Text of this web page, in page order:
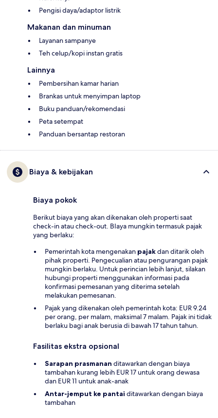
Pengisi daya/adaptor listrik
Makanan dan minuman
Layanan sampanye
Teh celup/kopi instan gratis
Lainnya
Pembersihan kamar harian
Brankas untuk menyimpan laptop
Buku panduan/rekomendasi
Peta setempat
Panduan bersantap restoran
Biaya & kebijakan
Biaya pokok
Berikut biaya yang akan dikenakan oleh properti saat
check-in atau check-out. BIaya mungkin termasuk pajak
yang berlaku:
Pemerintah kota mengenakan pajakdan ditarik oleh
pihak properti. Pengecualian atau pengurangan pajak
mungkin berlaku. Untuk perincian lebih lanjut, silakan
hubungi properti menggunakan informasi pada
konfirmasi pemesanan yang diterima setelah
melakukan pemesanan.
Pajak yang dikenakan oleh pemerintah kota: EUR 9.24
per orang, per malam, maksimal 7 malam. Pajak ini tidak
berlaku bagi anak berusia di bawah 17 tahun tahun.
Fasilitas ekstra opsional
Sarapan prasmanan ditawarkan dengan biaya
tambahan kurang lebih EUR 17 untuk orang dewasa
dan EUR 11 untuk anak-anak
Antar-jemput ke pantai ditawarkan dengan biaya
tambahan